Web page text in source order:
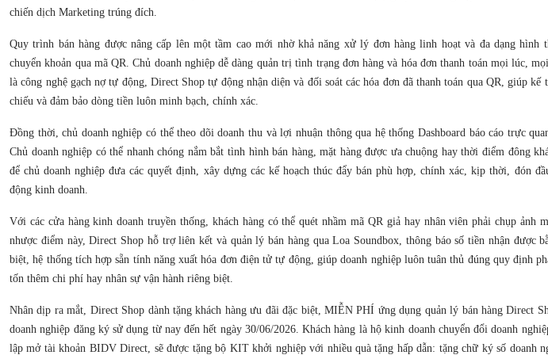
chiến dịch Marketing trúng đích.
Quy trình bán hàng được nâng cấp lên một tầm cao mới nhờ khả năng xử lý đơn hàng linh hoạt và đa dạng hình
chuyển khoản qua mã QR. Chủ doanh nghiệp dễ dàng quản trị tình trạng đơn hàng và hóa đơn thanh toán mọi lúc,
là công nghệ gạch nợ tự động, Direct Shop tự động nhận diện và đối soát các hóa đơn đã thanh toán qua QR, giúp
chiếu và đảm bảo dòng tiền luôn minh bạch, chính xác.
Đồng thời, chủ doanh nghiệp có thể theo dõi doanh thu và lợi nhuận thông qua hệ thống Dashboard báo cáo trực
Chủ doanh nghiệp có thể nhanh chóng nắm bắt tình hình bán hàng, mặt hàng được ưa chuộng hay thời điểm đông
để chủ doanh nghiệp đưa các quyết định, xây dựng các kế hoạch thúc đẩy bán phù hợp, chính xác, kịp thời, đón
động kinh doanh.
Với các cửa hàng kinh doanh truyền thống, khách hàng có thể quét nhầm mã QR giả hay nhân viên phải chụp ảnh
nhược điểm này, Direct Shop hỗ trợ liên kết và quản lý bán hàng qua Loa Soundbox, thông báo số tiền nhận được
biệt, hệ thống tích hợp sẵn tính năng xuất hóa đơn điện tử tự động, giúp doanh nghiệp luôn tuân thủ đúng quy định
tốn thêm chi phí hay nhân sự vận hành riêng biệt.
Nhân dịp ra mắt, Direct Shop dành tặng khách hàng ưu đãi đặc biệt, MIỄN PHÍ ứng dụng quản lý bán hàng Direct
doanh nghiệp đăng ký sử dụng từ nay đến hết ngày 30/06/2026. Khách hàng là hộ kinh doanh chuyển đổi doanh
lập mở tài khoản BIDV Direct, sẽ được tặng bộ KIT khởi nghiệp với nhiều quà tặng hấp dẫn: tặng chữ ký số doanh